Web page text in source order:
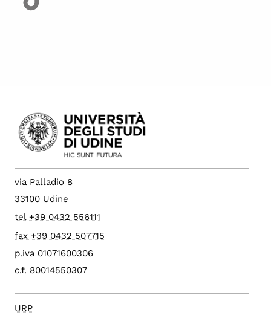
via Palladio 8
33100 Udine
tel +39 0432 556111
fax +39 0432 507715
p.iva 01071600306
c.f. 80014550307
URP